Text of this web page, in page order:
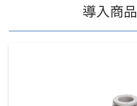
導入商品